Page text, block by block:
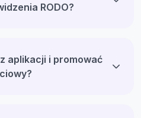
RODO?
aplikacji i promować